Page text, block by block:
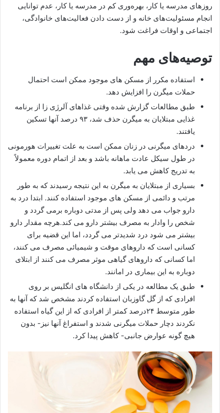
روزهای مدرسه یا کار، بهره‌وری کم در مدرسه یا کار، عدم توانایی
انجام مسئولیت‌های خانه و از دست دادن فعالیت‌های خانوادگی،
اجتماعی و اوقات فراغت شود.
توصیه‌های مهم
استفاده مکرر از مسکن های موجود ممکن است احتمال
حملات میگرن را افزایش دهد.
طبق مطالعات گزارش شده وقتی غذاهای آلرژی زا از برنامه
غذایی مبتلایان به میگرن حذف شد، ۹۳ درصد آنها تسکین
یافتند.
دردهای میگرنی در زنان ممکن است به علت تغییرات هورمونی
در طول سیکل عادت ماهانه باشد و بعد از اتمام دوره معمولاً
به تدریج کاهش می یابد.
بسیاری از مبتلایان به میگرن به این نتیجه رسیدند که به طور
مرتب و دائمی از مسکن های موجود استفاده کنند. ابتدا درد به
دارو جواب می دهد ولی پس از مدتی دوباره برمی گردد و
شخص را وادار به مصرف بیشتر دارو می کند.هرچه مقدار دارو
بیشتر می شود درد شدیدتر می گردد، اما این قضیه برای
کسانی است که داروهای موقت و شیمیائی مصرف می کنند،
اما کسانی که داروهای گیاهی موثر مصرف می کنند از ابتلای
دوباره به این بیماری در امانند.
طبق یک مطالعه در یکی از دانشگاه های انگلیس بر روی
افرادی که از گل گاوزبان استفاده کردند مشخص شد که آنها به
طور متوسط ۲۴درصد کمتر از افرادی که از این گیاه استفاده
نکردند دچار حملات میگرنی شدند و استفراغ آنها نیز- بدون
هیچ گونه عوارض جانبی- کاهش پیدا کرد.